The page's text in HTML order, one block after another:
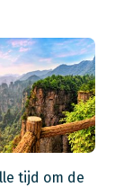
tijd om de